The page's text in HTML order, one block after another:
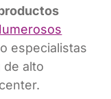
especialistas
de alto